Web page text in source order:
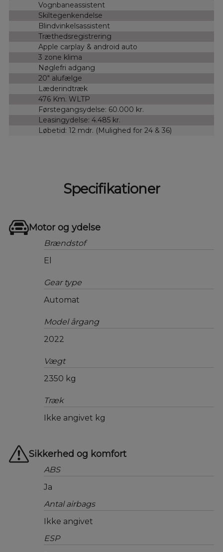
Vognbaneassistent
Skiltegenkendelse
Blindvinkelsassistent
Træthedsregistrering
Apple carplay & android auto
3 zone klima
Nøglefri adgang
20" alufælge
Læderindtræk
476 Km. WLTP
Førstegangsydelse: 60.000 kr.
Leasingydelse: 4.485 kr.
Løbetid: 12 mdr. (Mulighed for 24 & 36)
Specifikationer
Motor og ydelse
Brændstof
El
Gear type
Automat
Model årgang
2022
Vægt
2350 kg
Træk
Ikke angivet kg
Sikkerhed og komfort
ABS
Ja
Antal airbags
Ikke angivet
ESP